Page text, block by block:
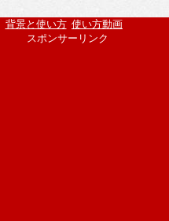
背景と使い方 使い方動画
スポンサーリンク